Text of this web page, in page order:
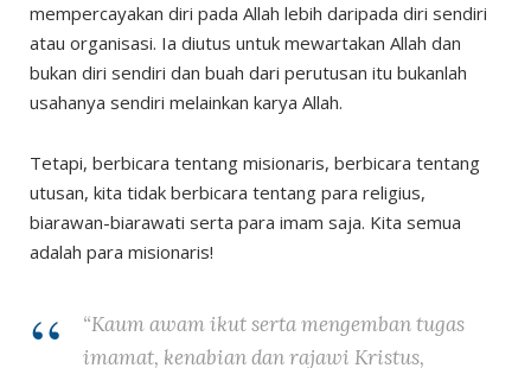
mempercayakan diri pada Allah lebih daripada diri sendiri
atau organisasi. Ia diutus untuk mewartakan Allah dan
bukan diri sendiri dan buah dari perutusan itu bukanlah
usahanya sendiri melainkan karya Allah.
Tetapi, berbicara tentang misionaris, berbicara tentang
utusan, kita tidak berbicara tentang para religius,
biarawan-biarawati serta para imam saja. Kita semua
adalah para misionaris!
“Kaum awam ikut serta mengemban tugas
imamat, kenabian dan rajawi Kristus,